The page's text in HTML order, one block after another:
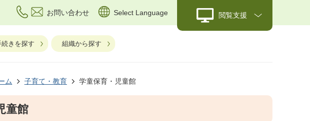
お問い合わせ Select Language 閲覧支援
続きを探す 組織から探す
ム 子育て・教育 学童保育・児童館
童館